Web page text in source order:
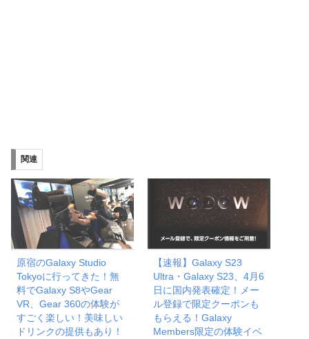
関連
原宿のGalaxy Studio
Tokyoに行ってきた！無
料でGalaxy S8やGear
VR、Gear 360の体験が
すごく楽しい！美味しい
ドリンクの提供もあり！
【速報】Galaxy S23
Ultra・Galaxy S23、4月6
日に国内発表確定！メー
ル登録で限定クーポンも
もらえる！Galaxy
Members限定の体験イベ